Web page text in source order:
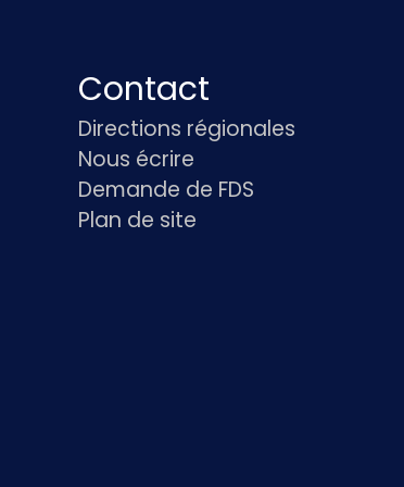
Contact
Directions régionales
Nous écrire
Demande de FDS
Plan de site